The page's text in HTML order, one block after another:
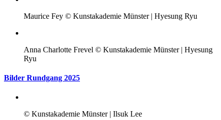
Maurice Fey © Kunstakademie Münster | Hyesung Ryu
Anna Charlotte Frevel © Kunstakademie Münster | Hyesung
Ryu
Bilder Rundgang 2025
© Kunstakademie Münster | Ilsuk Lee